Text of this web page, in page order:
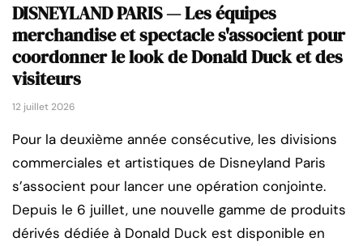
DISNEYLAND PARIS — Les équipes
merchandise et spectacle s'associent pour
coordonner le look de Donald Duck et des
visiteurs
12 juillet 2026
Pour la deuxième année consécutive, les divisions
commerciales et artistiques de Disneyland Paris
s’associent pour lancer une opération conjointe.
Depuis le 6 juillet, une nouvelle gamme de produits
dérivés dédiée à Donald Duck est disponible en